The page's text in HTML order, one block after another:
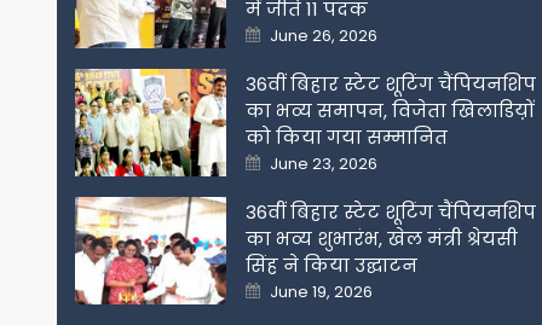
में जीते 11 पदक
Posted
on
June 26, 2026
36वीं बिहार स्टेट शूटिंग चैंपियनशिप
का भव्य समापन, विजेता खिलाडिय़ों
को किया गया सम्मानित
Posted
on
June 23, 2026
36वीं बिहार स्टेट शूटिंग चैंपियनशिप
का भव्य शुभारंभ, खेल मंत्री श्रेयसी
सिंह ने किया उद्घाटन
Posted
on
June 19, 2026